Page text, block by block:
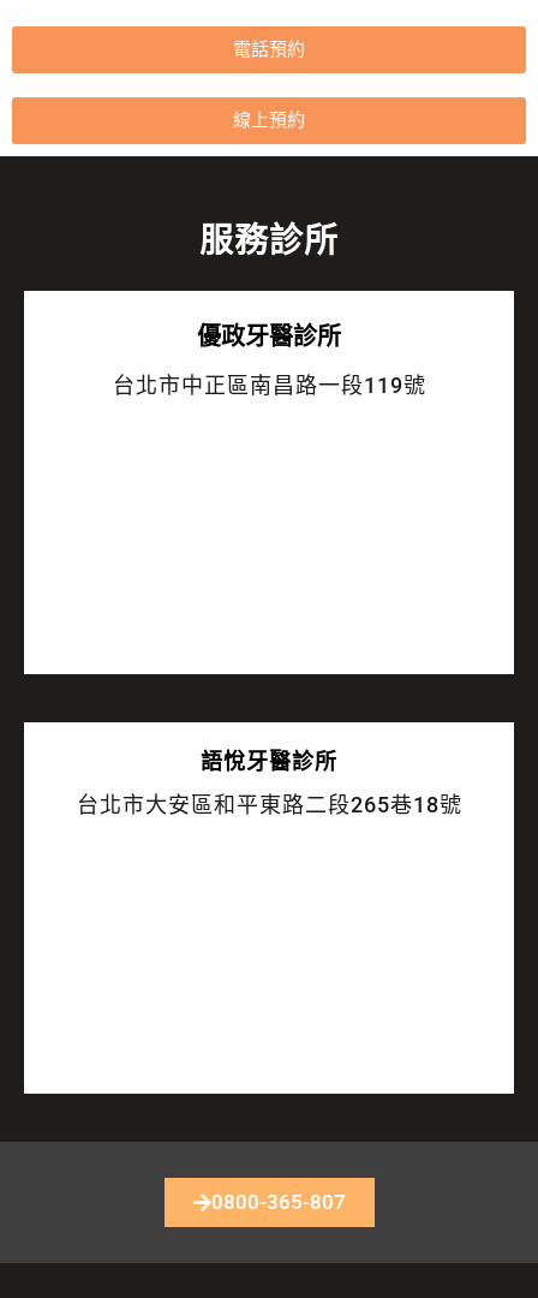
電話預約
線上預約
服務診所
優政牙醫診所
台北市中正區南昌路一段119號
語悅牙醫診所
台北市大安區和平東路二段265巷18號
0800-365-807